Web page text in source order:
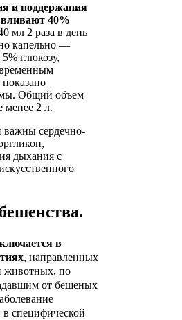
и поддержания
вливают 40%
мл 2 раза в день
капельно —
глюкозу,
Общий объем
2 л.
важны сердечно-
дыхания с
бешенства.
в
, направленных
животных, по
от бешеных
специфической